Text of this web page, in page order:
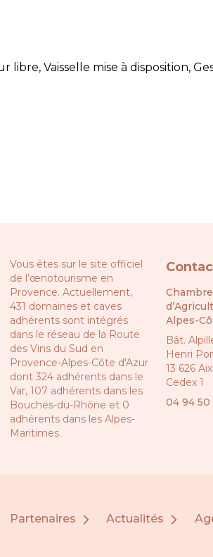
libre, Vaisselle mise à disposition,
Vous êtes sur le site officiel
de l’œnotourisme en
Provence. Actuellement,
431 domaines et caves
adhérents sont intégrés
dans le réseau de la Route
des Vins du Sud en
Provence-Alpes-Côte d'Azur
dont 324 adhérents dans le
Var, 107 adhérents dans les
Bouches-du-Rhône et 0
adhérents dans les Alpes-
Maritimes.
Alpes-
Bât.
Henri
13 626
Cedex 1
04 94 50
Partenaires Actualités